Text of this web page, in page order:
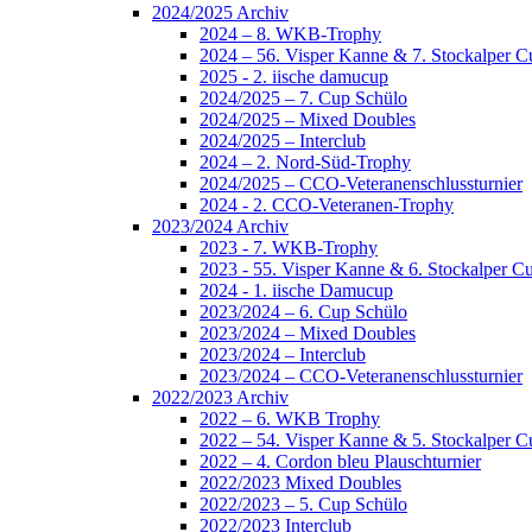
2024/2025 Archiv
2024 – 8. WKB-Trophy
2024 – 56. Visper Kanne & 7. Stockalper
2025 - 2. iische damucup
2024/2025 – 7. Cup Schülo
2024/2025 – Mixed Doubles
2024/2025 – Interclub
2024 – 2. Nord-Süd-Trophy
2024/2025 – CCO-Veteranenschlussturnier
2024 - 2. CCO-Veteranen-Trophy
2023/2024 Archiv
2023 - 7. WKB-Trophy
2023 - 55. Visper Kanne & 6. Stockalper
2024 - 1. iische Damucup
2023/2024 – 6. Cup Schülo
2023/2024 – Mixed Doubles
2023/2024 – Interclub
2023/2024 – CCO-Veteranenschlussturnier
2022/2023 Archiv
2022 – 6. WKB Trophy
2022 – 54. Visper Kanne & 5. Stockalper
2022 – 4. Cordon bleu Plauschturnier
2022/2023 Mixed Doubles
2022/2023 – 5. Cup Schülo
2022/2023 Interclub